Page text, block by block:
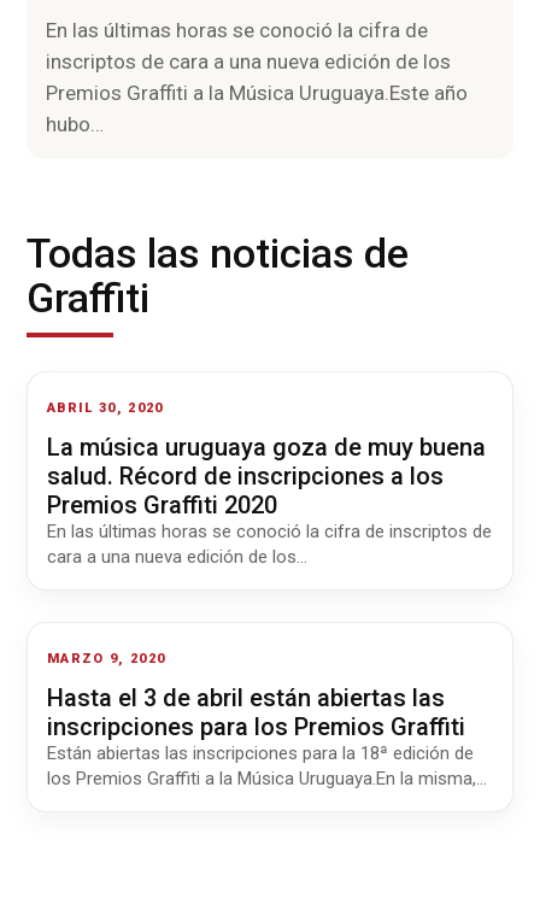
En las últimas horas se conoció la cifra de
inscriptos de cara a una nueva edición de los
Premios Graffiti a la Música Uruguaya.Este año
hubo…
Todas las noticias de
Graffiti
ABRIL 30, 2020
La música uruguaya goza de muy buena
salud. Récord de inscripciones a los
Premios Graffiti 2020
En las últimas horas se conoció la cifra de inscriptos de
cara a una nueva edición de los…
MARZO 9, 2020
Hasta el 3 de abril están abiertas las
inscripciones para los Premios Graffiti
Están abiertas las inscripciones para la 18ª edición de
los Premios Graffiti a la Música Uruguaya.En la misma,…